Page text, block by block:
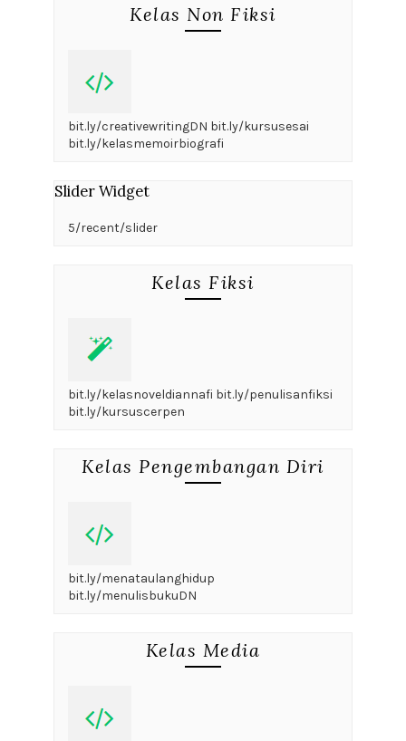
Kelas Non Fiksi
bit.ly/creativewritingDN bit.ly/kursusesai
bit.ly/kelasmemoirbiografi
Slider Widget
5/recent/slider
Kelas Fiksi
bit.ly/kelasnoveldiannafi bit.ly/penulisanfiksi
bit.ly/kursuscerpen
Kelas Pengembangan Diri
bit.ly/menataulanghidup
bit.ly/menulisbukuDN
Kelas Media